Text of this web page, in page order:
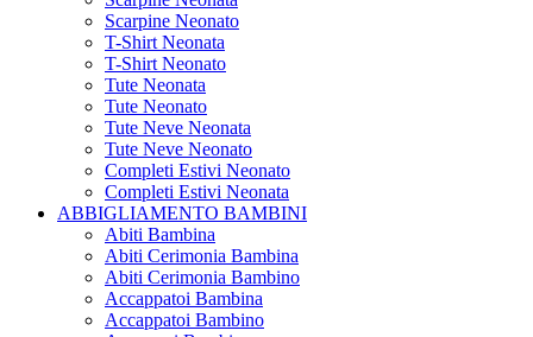
Scarpine Neonato
T-Shirt Neonata
T-Shirt Neonato
Tute Neonata
Tute Neonato
Tute Neve Neonata
Tute Neve Neonato
Completi Estivi Neonato
Completi Estivi Neonata
ABBIGLIAMENTO BAMBINI
Abiti Bambina
Abiti Cerimonia Bambina
Abiti Cerimonia Bambino
Accappatoi Bambina
Accappatoi Bambino